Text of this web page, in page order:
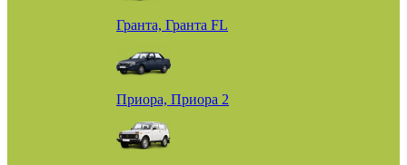
Гранта, Гранта FL
Приора, Приора 2